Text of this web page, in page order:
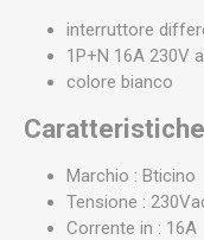
interruttore
1P+N 16A 230V
colore bianco
Marchio : Bticino
Tensione :
Corrente in : 16A